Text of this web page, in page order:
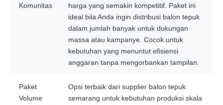
Komunitas
harga yang semakin kompetitif. Paket ini
ideal bila Anda ingin distribusi balon tepuk
dalam jumlah banyak untuk dukungan
massa atau kampanye. Cocok untuk
kebutuhan yang menuntut efisiensi
anggaran tanpa mengorbankan tampilan.
Paket
Volume
Opsi terbaik dari supplier balon tepuk
semarang untuk kebutuhan produksi skala